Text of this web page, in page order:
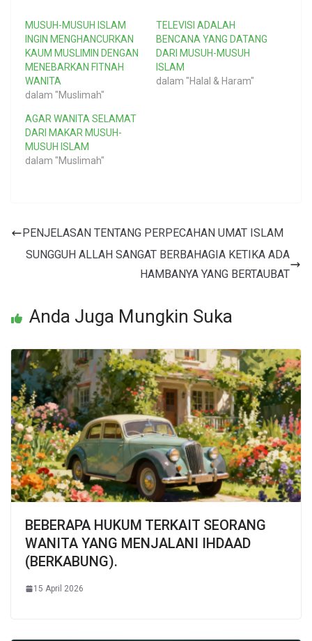
MUSUH-MUSUH ISLAM
INGIN MENGHANCURKAN
KAUM MUSLIMIN DENGAN
MENEBARKAN FITNAH
WANITA
dalam "Muslimah"
TELEVISI ADALAH
BENCANA YANG DATANG
DARI MUSUH-MUSUH
ISLAM
dalam "Halal & Haram"
AGAR WANITA SELAMAT
DARI MAKAR MUSUH-
MUSUH ISLAM
dalam "Muslimah"
PENJELASAN TENTANG PERPECAHAN UMAT ISLAM
SUNGGUH ALLAH SANGAT BERBAHAGIA KETIKA ADA
HAMBANYA YANG BERTAUBAT
Anda Juga Mungkin Suka
BEBERAPA HUKUM TERKAIT SEORANG
WANITA YANG MENJALANI IHDAAD
(BERKABUNG).
15 April 2026